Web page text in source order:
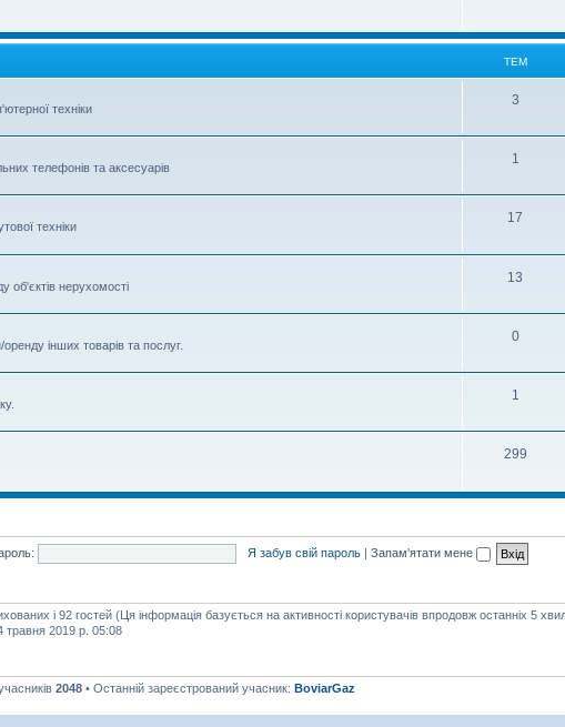
ТЕМ
техніки
3
телефонів та аксесуарів
1
техніки
17
об'єктів нерухомості
13
інших товарів та послуг.
0
1
299
Я забув свій пароль | Запам'ятати мене
і 92 гостей (Ця інформація базується на активності користувачів впродовж останніх 5
травня 2019 р. 05:08
2048 • Останній зареєстрований учасник: BoviarGaz